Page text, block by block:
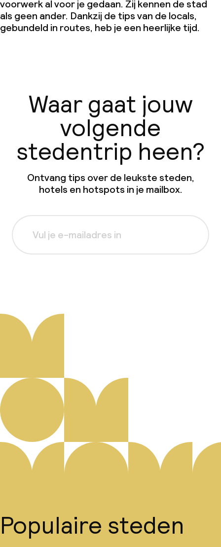
voorwerk al voor je gedaan. Zij kennen de stad
als geen ander. Dankzij de tips van de locals,
gebundeld in routes, heb je een heerlijke tijd.
Waar gaat jouw
volgende
stedentrip heen?
Ontvang tips over de leukste steden,
hotels en hotspots in je mailbox.
Populaire steden